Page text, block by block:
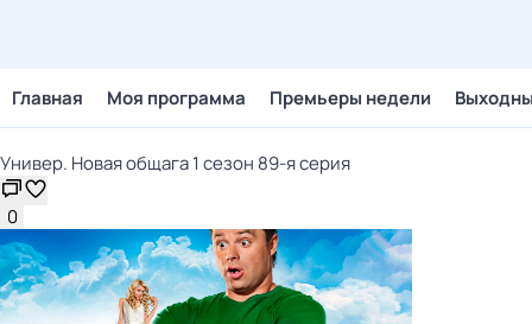
Главная Моя программа Премьеры недели
Универ. Новая общага 1 сезон 89-я серия
0